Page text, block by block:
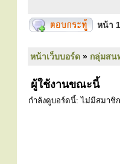
หน้า 1
หน้าเว็บบอร์ด » กลุ่มสน
ผู้ใช้งานขณะนี้
กำลังดูบอร์ดนี้: ไม่มีสมาชิ